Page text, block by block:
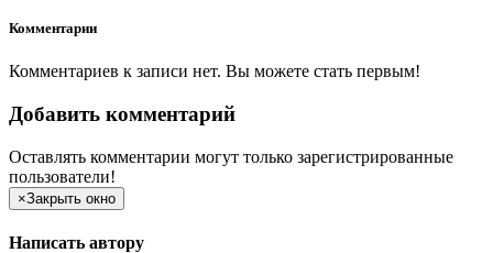
Комментарии
Комментариев к записи нет. Вы можете стать первым!
Добавить комментарий
Оставлять комментарии могут только зарегистрированные
пользователи!
×Закрыть окно
Написать автору